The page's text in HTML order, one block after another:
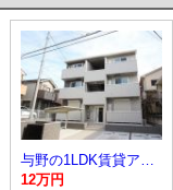
12万円